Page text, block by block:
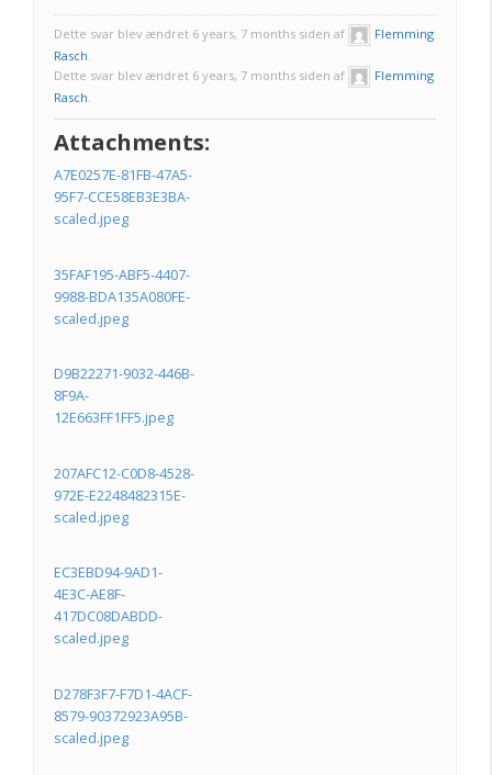
Dette svar blev ændret 6 years, 7 months siden af
Flemming
Rasch.
Dette svar blev ændret 6 years, 7 months siden af
Flemming
Rasch.
Attachments:
A7E0257E-81FB-47A5-
95F7-CCE58EB3E3BA-
scaled.jpeg
35FAF195-ABF5-4407-
9988-BDA135A080FE-
scaled.jpeg
D9B22271-9032-446B-
8F9A-
12E663FF1FF5.jpeg
207AFC12-C0D8-4528-
972E-E2248482315E-
scaled.jpeg
EC3EBD94-9AD1-
4E3C-AE8F-
417DC08DABDD-
scaled.jpeg
D278F3F7-F7D1-4ACF-
8579-90372923A95B-
scaled.jpeg